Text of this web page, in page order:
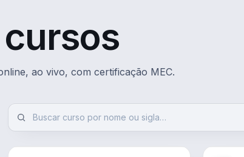
ao vivo, com certificação MEC.